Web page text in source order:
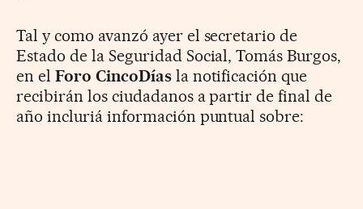
Tal y como avanzó ayer el secretario de
Estado de la Seguridad Social, Tomás Burgos,
en el Foro CincoDíasla notificación que
recibirán los ciudadanos a partir de final de
año incluriá información puntual sobre: